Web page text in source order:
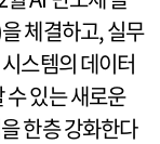
체결하고, 실무
스템의 데이터
수 있는 새로운
한층 강화한다